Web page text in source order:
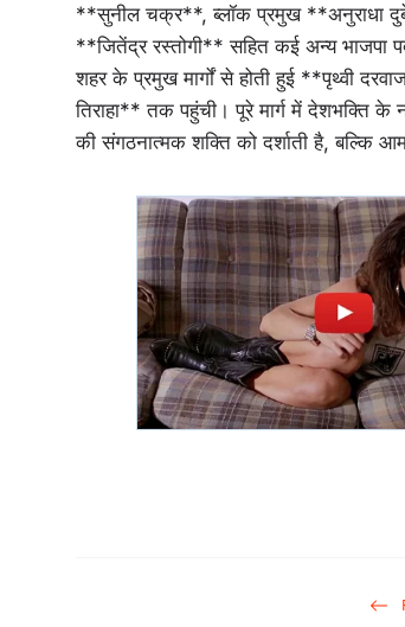
**सुनील चक्र**, ब्लॉक प्रमुख **अनुराधा
**जितेंद्र रस्तोगी** सहित कई अन्य भाजपा
शहर के प्रमुख मार्गों से होती हुई **पृथ्वी
तिराहा** तक पहुंची। पूरे मार्ग में देशभक्ति के
की संगठनात्मक शक्ति को दर्शाती है, बल्कि